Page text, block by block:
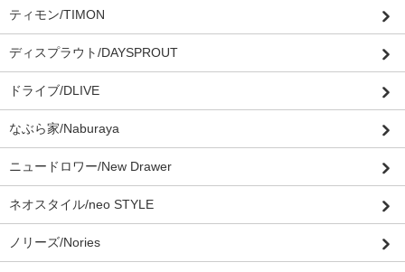
ティモン/TIMON
ディスプラウト/DAYSPROUT
ドライブ/DLIVE
なぶら家/Naburaya
ニュードロワー/New Drawer
ネオスタイル/neo STYLE
ノリーズ/Nories